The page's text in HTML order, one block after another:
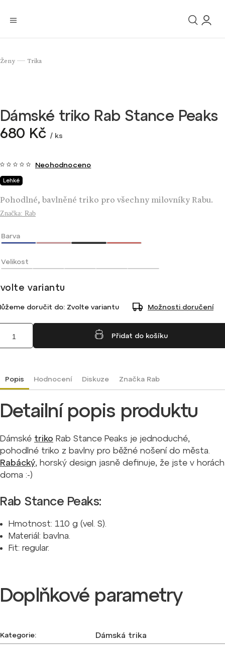
Ženy / Trika
Dámské triko Rab Stance Peaks
680 Kč / ks
Lehké
Neohodnoceno
Pohodlné, bavlněné triko pro všechny milovníky Rabu.
Značka: Rab
Barva
Velikost
variantu
doručit do: Zvolte variantu Možnosti doručení
Přidat do košíku
Popis Hodnocení Diskuze ZnačkaRab
Detailní popis produktu
Dámské triko Rab Stance Peaks je jednoduché,
pohodlné triko z bavlny pro běžné nošení do města.
Rabácký, horský design jasně definuje, že jste v horách
doma :-)
Rab Stance Peaks:
Hmotnost: 110 g (vel. S).
Materiál: bavlna.
Fit: regular.
Doplňkové parametry
Kategorie: Dámská trika